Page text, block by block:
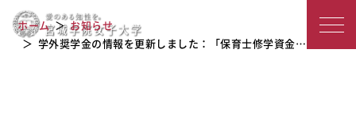
城
「保育士修学資金貸付(宮城県・福島
県・秋田県・横浜市)」
ホーム
お知らせ
学外奨学金の情報を更新しました：「保育士修学資金…